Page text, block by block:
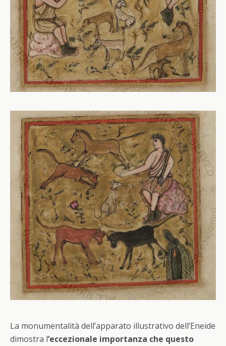
La monumentalità dell’apparato illustrativo dell’Eneide
dimostra l’eccezionale importanza che questo